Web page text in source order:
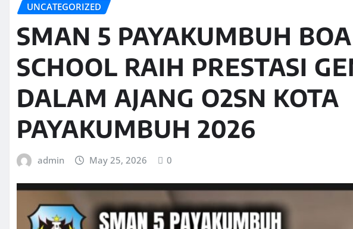
UNCATEGORIZED
SMAN 5 PAYAKUMBUH
SCHOOL RAIH PRESTASI
DALAM AJANG O2SN KOTA
PAYAKUMBUH 2026
admin May 25, 2026 0